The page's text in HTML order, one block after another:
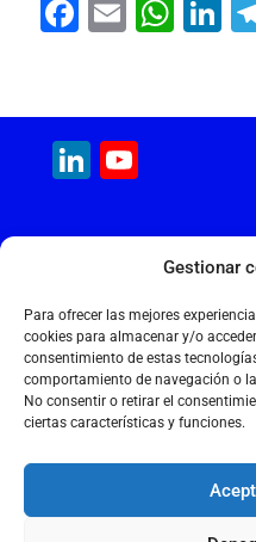
Gestionar
Para ofrecer las mejores
cookies para almacenar y/o
consentimiento de estas
comportamiento de navegación o
No consentir o retirar el
ciertas características y funciones.
F
e
b
o
E
l
W
s
p
Li
e
LinkedIn
Calle Cantir, 12 – Nave
Polígono Industrial
08292 Esparreguera –
+34 934 397 038